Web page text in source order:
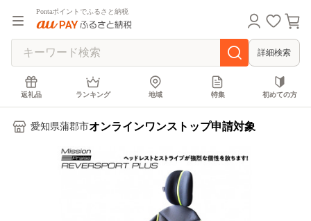
Pontaポイントでふるさと納税
詳細検索
返礼品 ランキング 地域 特集 初めての方
愛知県蒲郡市オンラインワンストップ申請対象